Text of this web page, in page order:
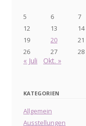
5
6 7
12
13 14
19
20 21
26
27 28
« Juli Okt. »
KATEGORIEN
Allgemein
Ausstellungen